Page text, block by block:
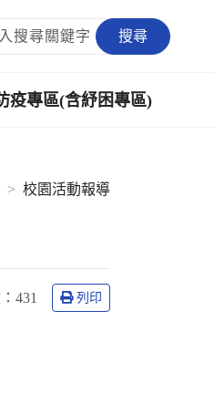
搜尋
疫專區(含紓困專區)
校園活動報導
431 列印